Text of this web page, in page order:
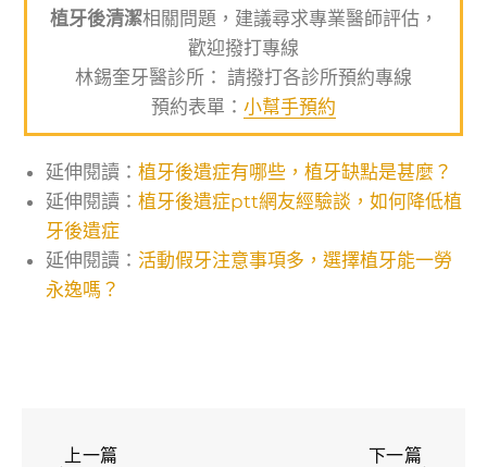
植牙後清潔相關問題，建議尋求專業醫師評估，
歡迎撥打專線
林錫奎牙醫診所： 請撥打各診所預約專線
預約表單： 小幫手預約
延伸閱讀：植牙後遺症有哪些，植牙缺點是甚麼？
延伸閱讀：植牙後遺症ptt網友經驗談，如何降低植
牙後遺症
延伸閱讀： 活動假牙注意事項多，選擇植牙能一勞
永逸嗎？
上一篇 下一篇